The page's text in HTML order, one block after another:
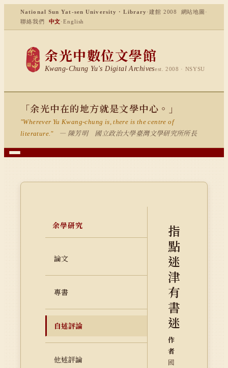
National Sun Yat-sen University · Library ·建館 2008 網站地圖 ·
聯絡我們
中文·English
余光中數位文學館
Kwang-Chung Yu's Digital Archivesest. 2008 · NSYSU
「余光中在的地方就是文學中心。」
"Wherever Yu Kwang-chung is, there is the centre of
literature."
— 陳芳明 國立政治大學臺灣文學研究所所長
余學研究
論文
專書
自述評論
他述評論
指
點
迷
津
有
書
迷
作
者
國